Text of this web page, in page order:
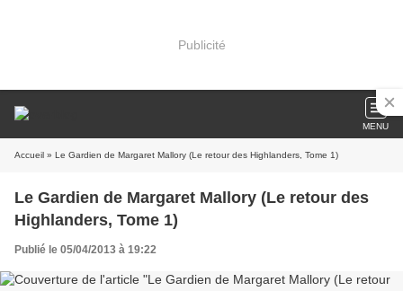
Publicité
MENU
Accueil » Le Gardien de Margaret Mallory (Le retour des Highlanders, Tome 1)
Le Gardien de Margaret Mallory (Le retour des
Highlanders, Tome 1)
Publié le 05/04/2013 à 19:22